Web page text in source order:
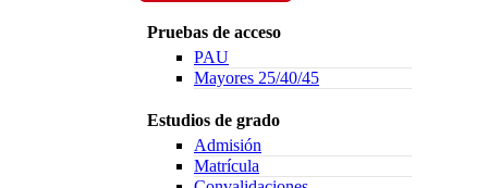
Pruebas de acceso
PAU
Mayores 25/40/45
Estudios de grado
Admisión
Matrícula